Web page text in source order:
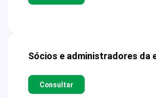
Sócios e administradores da
Consultar